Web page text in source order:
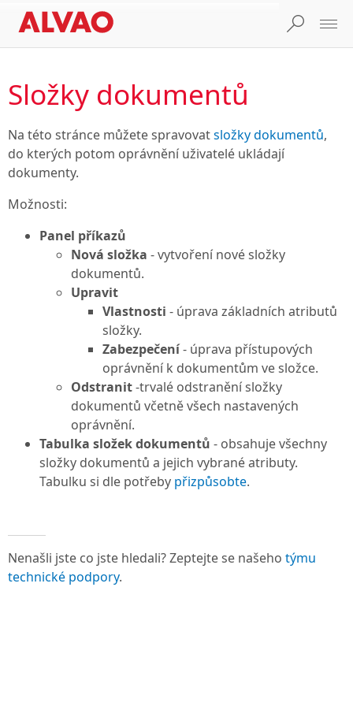
Složky dokumentů
Na této stránce můžete spravovatsložky dokumentů,
do kterých potom oprávnění uživatelé ukládají
dokumenty.
Možnosti:
Panel příkazů
Nová složka - vytvoření nové složky
dokumentů.
Upravit
Vlastnosti - úprava základních atributů
složky.
Zabezpečení- úprava přístupových
oprávnění k dokumentům ve složce.
Odstranit-trvalé odstranění složky
dokumentů včetně všech nastavených
oprávnění.
Tabulka složek dokumentů - obsahuje všechny
složky dokumentů a jejich vybrané atributy.
Tabulku si dle potřeby přizpůsobte.
Nenašli jste co jste hledali? Zeptejte se našeho týmu
technické podpory.